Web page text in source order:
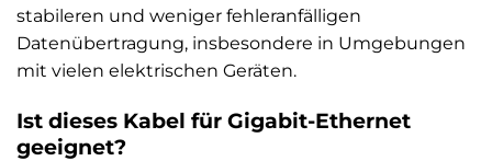
stabileren und weniger fehleranfälligen
Datenübertragung, insbesondere in Umgebungen
mit vielen elektrischen Geräten.
Ist dieses Kabel für Gigabit-Ethernet
geeignet?